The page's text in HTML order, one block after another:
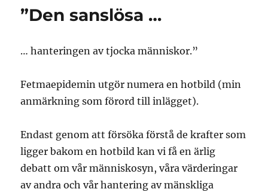
”Den sanslösa …
… hanteringen av tjocka människor.”
Fetmaepidemin utgör numera en hotbild (min
anmärkning som förord till inlägget).
Endast genom att försöka förstå de krafter som
ligger bakom en hotbild kan vi få en ärlig
debatt om vår människosyn, våra värderingar
av andra och vår hantering av mänskliga